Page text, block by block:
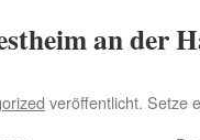
an der
veröffentlicht. Setze